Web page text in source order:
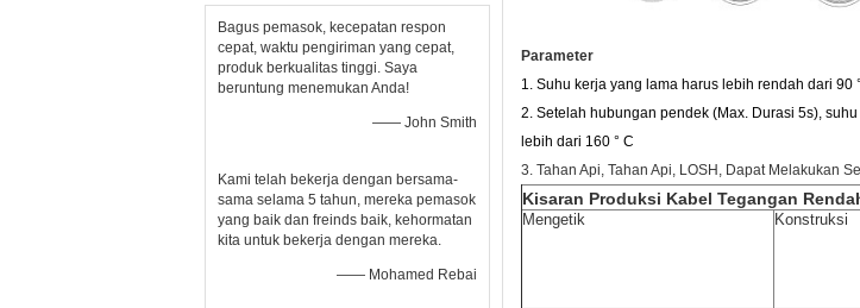
Bagus pemasok, kecepatan respon
cepat, waktu pengiriman yang cepat,
produk berkualitas tinggi. Saya
beruntung menemukan Anda!
—— John Smith
Kami telah bekerja dengan bersama-
sama selama 5 tahun, mereka pemasok
yang baik dan freinds baik, kehormatan
kita untuk bekerja dengan mereka.
—— Mohamed Rebai
Parameter
1. Suhu kerja yang lama harus lebih rendah dari 90
2. Setelah hubungan pendek (Max. Durasi 5s),
lebih dari 160 ° C
3. Tahan Api, Tahan Api, LOSH, Dapat Melakukan
Kisaran Produksi Kabel Tegangan
Mengetik Konstruksi